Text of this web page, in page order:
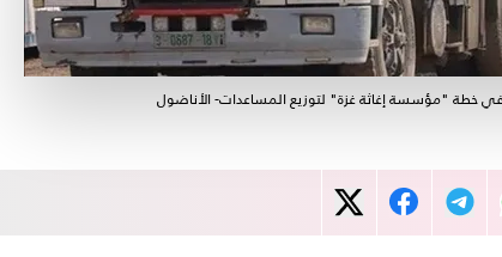
خطة "مؤسسة إغاثة غزة" لتوزيع المساعدات- الأناضول